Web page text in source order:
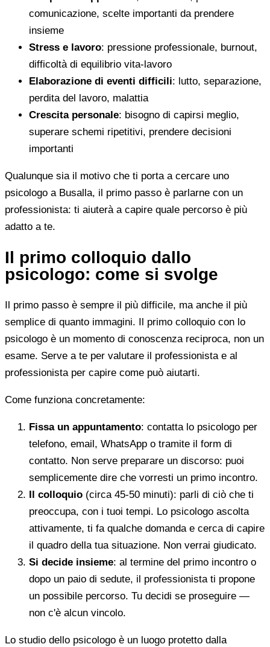
comunicazione, scelte importanti da prendere
insieme
Stress e lavoro: pressione professionale, burnout,
difficoltà di equilibrio vita-lavoro
Elaborazione di eventi difficili: lutto, separazione,
perdita del lavoro, malattia
Crescita personale: bisogno di capirsi meglio,
superare schemi ripetitivi, prendere decisioni
importanti
Qualunque sia il motivo che ti porta a cercare uno
psicologo a Busalla, il primo passo è parlarne con un
professionista: ti aiuterà a capire quale percorso è più
adatto a te.
Il primo colloquio dallo
psicologo: come si svolge
Il primo passo è sempre il più difficile, ma anche il più
semplice di quanto immagini. Il primo colloquio con lo
psicologo è un momento di conoscenza reciproca, non un
esame. Serve a te per valutare il professionista e al
professionista per capire come può aiutarti.
Come funziona concretamente:
Fissa un appuntamento: contatta lo psicologo per
telefono, email, WhatsApp o tramite il form di
contatto. Non serve preparare un discorso: puoi
semplicemente dire che vorresti un primo incontro.
Il colloquio (circa 45-50 minuti): parli di ciò che ti
preoccupa, con i tuoi tempi. Lo psicologo ascolta
attivamente, ti fa qualche domanda e cerca di capire
il quadro della tua situazione. Non verrai giudicato.
Si decide insieme: al termine del primo incontro o
dopo un paio di sedute, il professionista ti propone
un possibile percorso. Tu decidi se proseguire —
non c'è alcun vincolo.
Lo studio dello psicologo è un luogo protetto dalla